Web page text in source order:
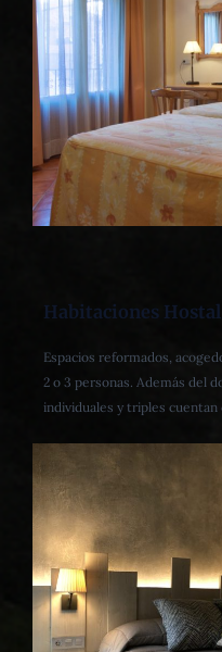
Habitaciones Hostal
Espacios reformados,
2 o 3 personas. Además del
individuales y triples cuentan